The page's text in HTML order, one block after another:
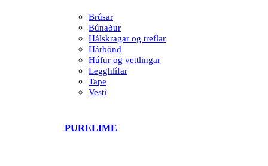
Brúsar
Búnaður
Hálskragar og treflar
Hárbönd
Húfur og vettlingar
Legghlífar
Tape
Vesti
PURELIME